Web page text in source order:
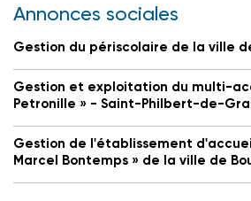
Annonces sociales
Gestion du périscolaire de la ville
Gestion et exploitation du multi-
Petronille » - Saint-Philbert-de-
Gestion de l'établissement
Marcel Bontemps » de la ville de